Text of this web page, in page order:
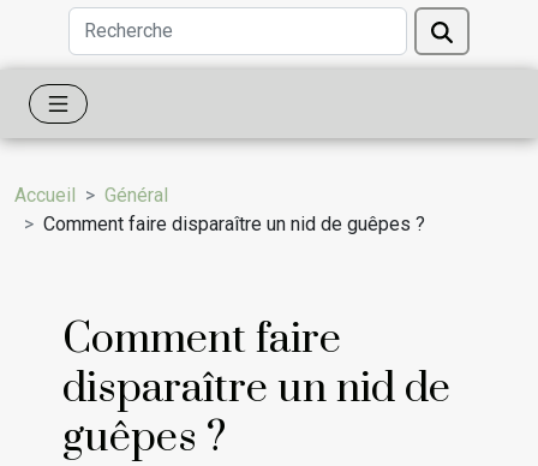
Accueil
Général
Comment faire disparaître un nid de guêpes ?
Comment faire
disparaître un nid de
guêpes ?